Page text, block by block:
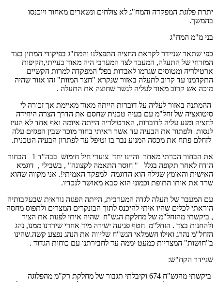
יתרת פלוגת המפקדה והמח"ג לא צולחים ונשארים מאחור ויוכנסו
בהמשך.
בני מ"מ המח"ג
כפי שתאר שניידר לקראת החציה התפצלנו והמח"ג בפיקודי המתין בצד
המזרחי של התעלה, המעבר לצד המערבי היה מאוד בעייתי,תקיפות
ארטילריה ומטוסים שגרמו לאבדות בפל' המפקדה למרות הקשיים
התקדמנו עד קרוב לתעלה באזור שנקרא "חצר המוות" זהו אזור שהיה
מוכה אש קרוב מאוד לעליה לגשר שחוצה את התעלה .
ההמתנה באזור לעליה על דוברות הייתה מאוד מאיימת אך זכורה לי
סיטואציה של זחל"מ עם בעיה טכנית שחסם את הדרך הצרה היחידה
לחציה ומנע עליה לדוברות, הארטילריה הייתה איומה ואף אחד לא העיז
לנסות ולפתור את הבעיה עד אשר ראיתי בחור מוכר שבין הפגזים עלה
לזחלם פתח את מכסה המנוע נבר בו וטיפל עד לפתרון הבעיה הטכנית.
את הבחור הכרתי מאחר והיינו יחד צוערי חיל חימוש בבה"ד 1 הבחור
הודח לאחר תקופה בגלל " חוסר התאמה לקצונה" , בשבילי , דוגמא
האישית והאומץ שגילה הוא הדוגמה למפקד האמיתי!. אני מקווה שהוא
שרד את אותו התופת וכמוני הוא סבא מאושר לנכדיו.
עם המעבר של תעלה לגדה המערבית, הייתה הפגזה נוראית שבעקבותיה
הוראתי לכלים שהיו איתי להיכנס לתוך הבונקרים המצרים ולתפוס מחסה
, ביקשתי מהזחל"מ של מחלקת הגש"ח שהיה איתי לפנות את הציר
ולהחנות בצד . הזחל"מ חטף פגיעה ישירה מיד אחרי שירדנו ממנו, נהג
הזחל"מ נהרג ואילו חשמלאי הגש"ח שליווה את הנהג נפצע קשה.שהינו
ב"חושות" המצריות כמעט יממה עד לחבירתנו עם כוחות הגדוד .
שניידר הקח"ש:
ביקשתי מהגש"ח 674 וקיבלתי תגבור של מחלקת רק"מ מהפלוגה